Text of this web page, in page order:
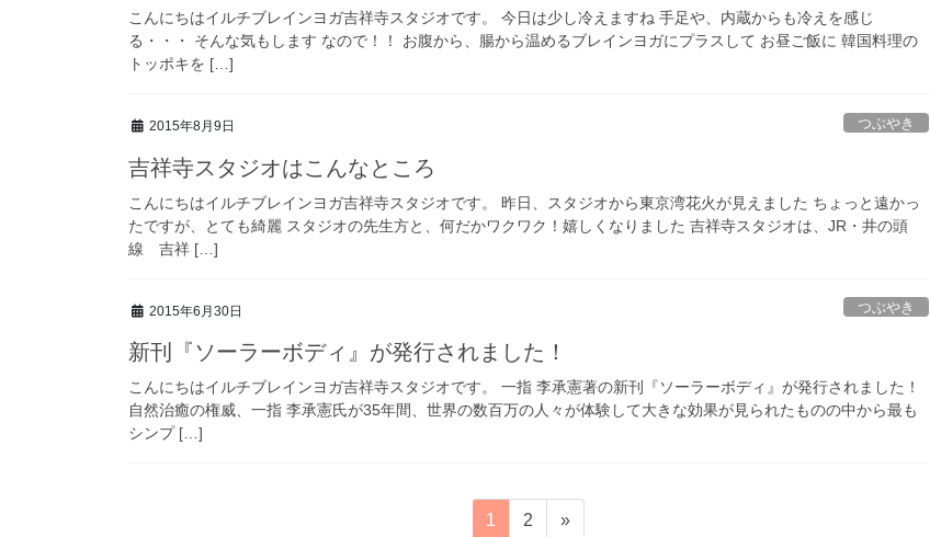
こんにちはイルチブレインヨガ吉祥寺スタジオです。 今日は少し冷えますね 手足や、内蔵からも冷えを感じ
る・・・ そんな気もします なので！！ お腹から、腸から温めるブレインヨガにプラスして お昼ご飯に 韓国料理の
トッポキを […]
2015年8月9日 つぶやき
吉祥寺スタジオはこんなところ
こんにちはイルチブレインヨガ吉祥寺スタジオです。 昨日、スタジオから東京湾花火が見えました ちょっと遠かっ
たですが、とても綺麗 スタジオの先生方と、何だかワクワク！嬉しくなりました 吉祥寺スタジオは、JR・井の頭
線 吉祥 […]
2015年6月30日 つぶやき
新刊『ソーラーボディ』が発行されました！
こんにちはイルチブレインヨガ吉祥寺スタジオです。 一指 李承憲著の新刊『ソーラーボディ』が発行されました！
自然治癒の権威、一指 李承憲氏が35年間、世界の数百万の人々が体験して大きな効果が見られたものの中から最も
シンプ […]
固
1
固
2 »